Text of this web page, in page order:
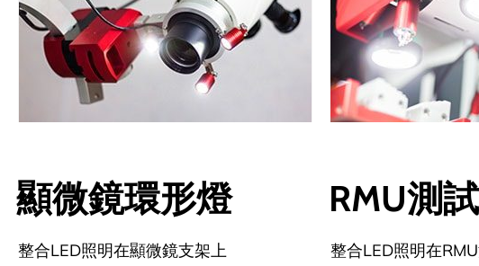
顯微鏡環形燈
整合LED照明在顯微鏡支架上
RMU測
整合LED照明在